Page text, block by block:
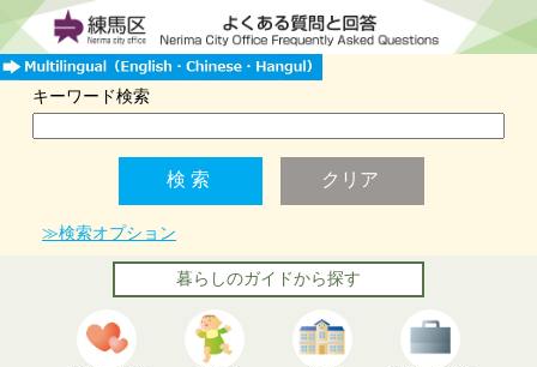
キーワード検索
≫検索オプション
暮らしのガイドから探す